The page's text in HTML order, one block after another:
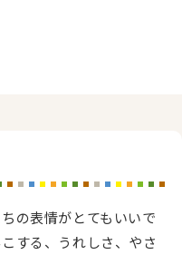
の表情がとてもいいで
する、うれしさ、やさ